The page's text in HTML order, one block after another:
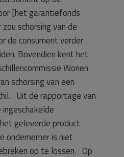
[het garantiefonds
schorsing van de
de consument verder
Bovendien kent het
Wonen
schorsing van een
Uit de rapportage van
geleverde product
ondernemer is niet
op te lossen. Op